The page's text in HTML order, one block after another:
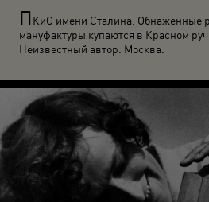
ПКиО имени Сталина. Обнаженные
мануфактуры купаются в Красном
Неизвестный автор. Москва.